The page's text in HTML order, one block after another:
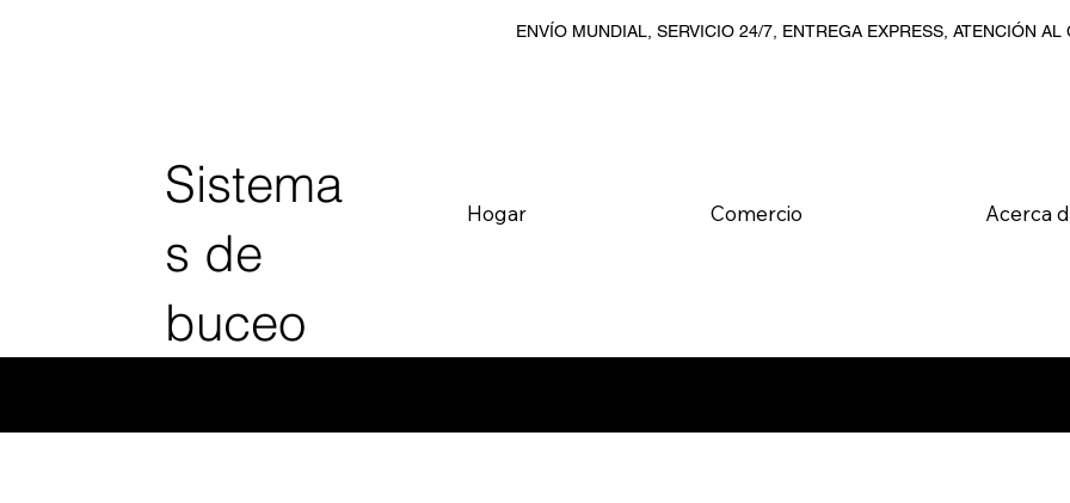
ENVÍO MUNDIAL, SERVICIO 24/7, ENTREGA EXPRESS, ATENCIÓN AL
Sistema
s de
buceo
Hogar Comercio Acerca